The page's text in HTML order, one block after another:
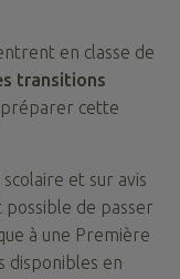
en classe de
transitions
préparer cette
et sur avis
de passer
à une Première
disponibles en